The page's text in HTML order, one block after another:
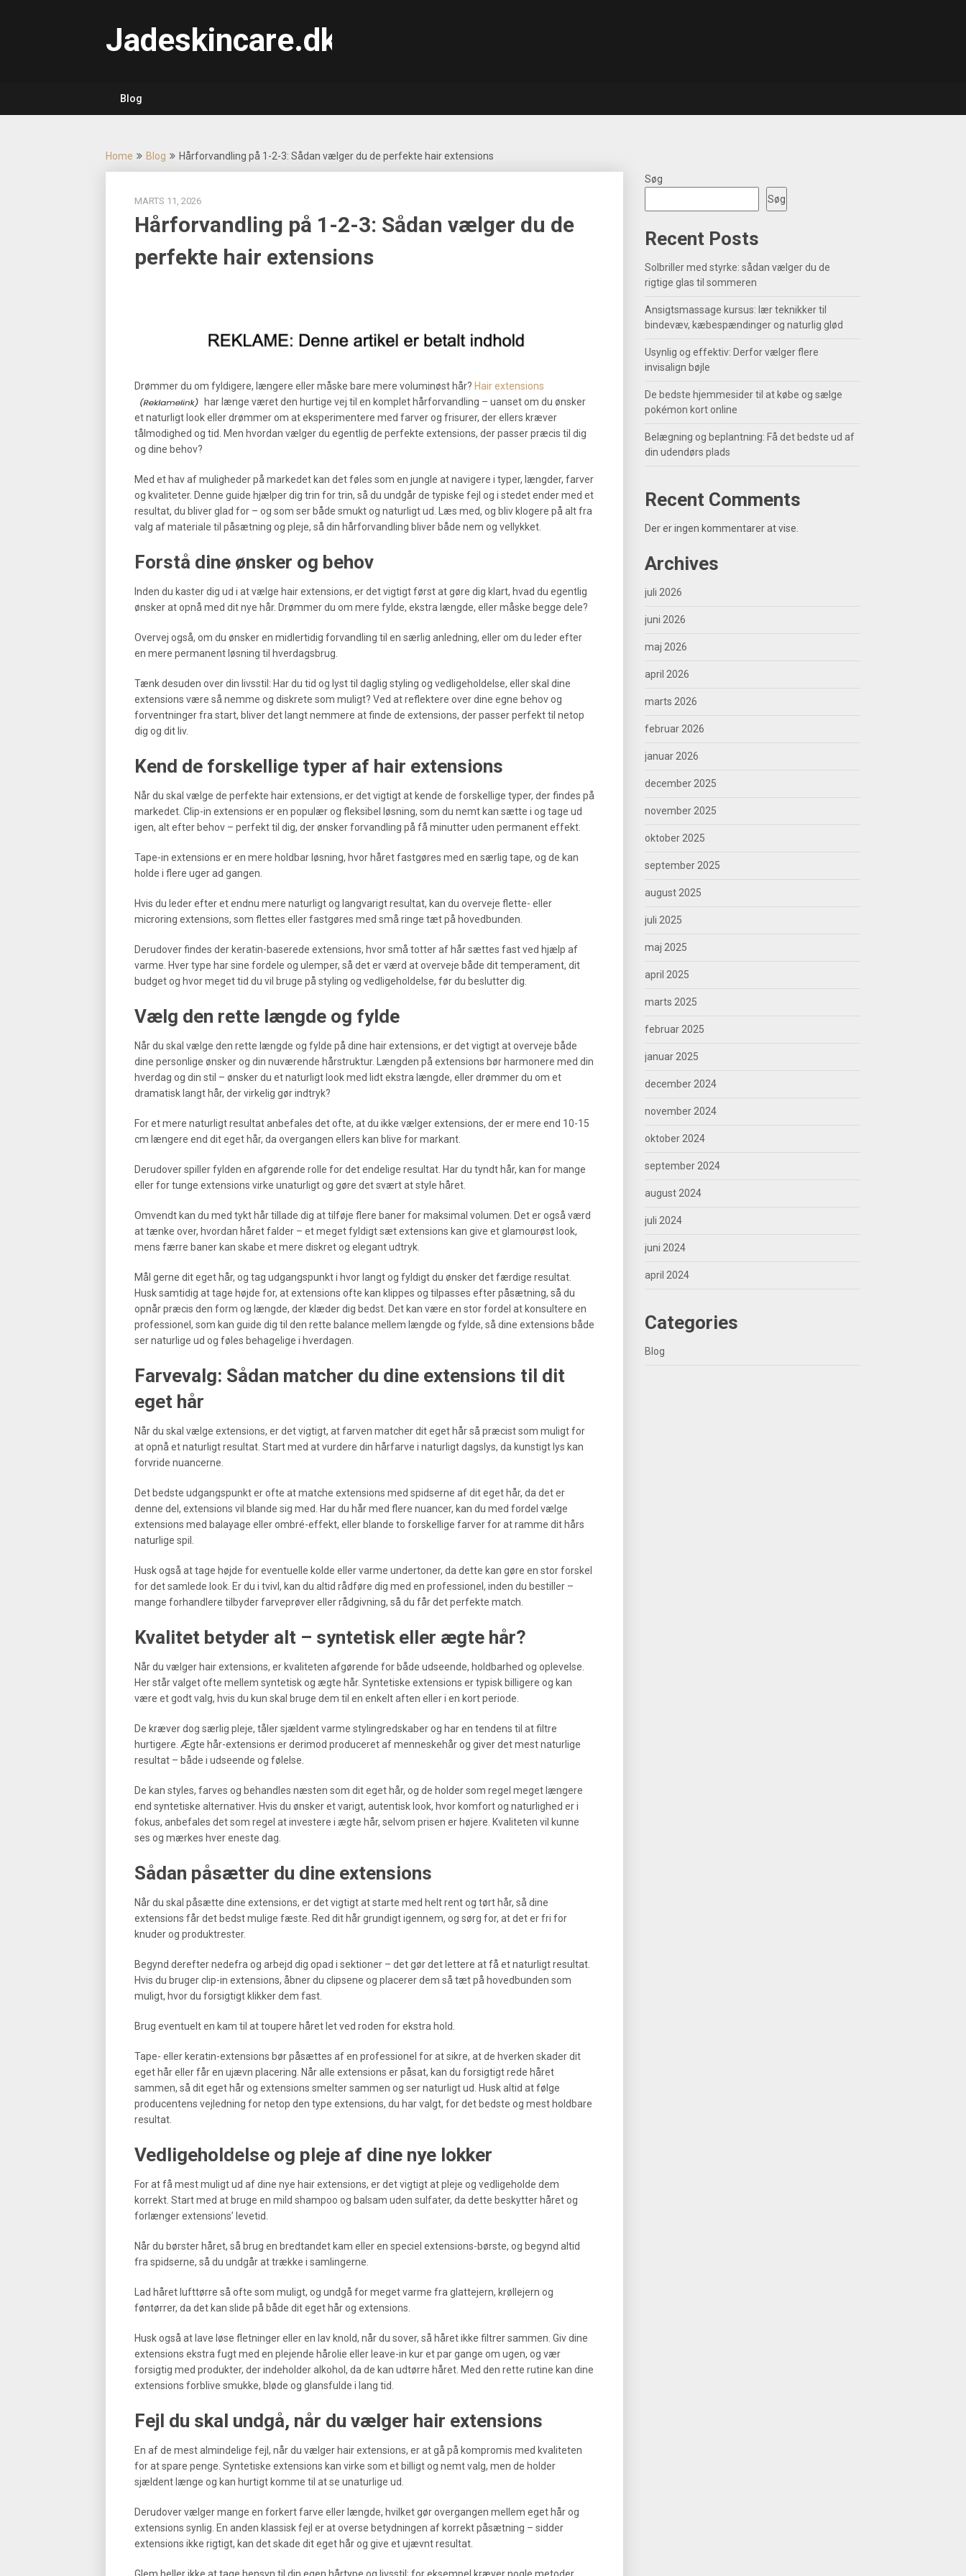
Jadeskincare.dk
Blog
Home Blog Hårforvandling på 1-2-3: Sådan vælger du de perfekte hair extensions
MARTS 11, 2026
Hårforvandling på 1-2-3: Sådan vælger du de
perfekte hair extensions
Drømmer du om fyldigere, længere eller måske bare mere voluminøst hår? Hair extensions
har længe været den hurtige vej til en komplet hårforvandling – uanset om du ønsker
et naturligt look eller drømmer om at eksperimentere med farver og frisurer, der ellers kræver
tålmodighed og tid. Men hvordan vælger du egentlig de perfekte extensions, der passer præcis til dig
og dine behov?
Med et hav af muligheder på markedet kan det føles som en jungle at navigere i typer, længder, farver
og kvaliteter. Denne guide hjælper dig trin for trin, så du undgår de typiske fejl og i stedet ender med et
resultat, du bliver glad for – og som ser både smukt og naturligt ud. Læs med, og bliv klogere på alt fra
valg af materiale til påsætning og pleje, så din hårforvandling bliver både nem og vellykket.
Forstå dine ønsker og behov
Inden du kaster dig ud i at vælge hair extensions, er det vigtigt først at gøre dig klart, hvad du egentlig
ønsker at opnå med dit nye hår. Drømmer du om mere fylde, ekstra længde, eller måske begge dele?
Overvej også, om du ønsker en midlertidig forvandling til en særlig anledning, eller om du leder efter
en mere permanent løsning til hverdagsbrug.
Tænk desuden over din livsstil: Har du tid og lyst til daglig styling og vedligeholdelse, eller skal dine
extensions være så nemme og diskrete som muligt? Ved at reflektere over dine egne behov og
forventninger fra start, bliver det langt nemmere at finde de extensions, der passer perfekt til netop
dig og dit liv.
Kend de forskellige typer af hair extensions
Når du skal vælge de perfekte hair extensions, er det vigtigt at kende de forskellige typer, der findes på
markedet. Clip-in extensions er en populær og fleksibel løsning, som du nemt kan sætte i og tage ud
igen, alt efter behov – perfekt til dig, der ønsker forvandling på få minutter uden permanent effekt.
Tape-in extensions er en mere holdbar løsning, hvor håret fastgøres med en særlig tape, og de kan
holde i flere uger ad gangen.
Hvis du leder efter et endnu mere naturligt og langvarigt resultat, kan du overveje flette- eller
microring extensions, som flettes eller fastgøres med små ringe tæt på hovedbunden.
Derudover findes der keratin-baserede extensions, hvor små totter af hår sættes fast ved hjælp af
varme. Hver type har sine fordele og ulemper, så det er værd at overveje både dit temperament, dit
budget og hvor meget tid du vil bruge på styling og vedligeholdelse, før du beslutter dig.
Vælg den rette længde og fylde
Når du skal vælge den rette længde og fylde på dine hair extensions, er det vigtigt at overveje både
dine personlige ønsker og din nuværende hårstruktur. Længden på extensions bør harmonere med din
hverdag og din stil – ønsker du et naturligt look med lidt ekstra længde, eller drømmer du om et
dramatisk langt hår, der virkelig gør indtryk?
For et mere naturligt resultat anbefales det ofte, at du ikke vælger extensions, der er mere end 10-15
cm længere end dit eget hår, da overgangen ellers kan blive for markant.
Derudover spiller fylden en afgørende rolle for det endelige resultat. Har du tyndt hår, kan for mange
eller for tunge extensions virke unaturligt og gøre det svært at style håret.
Omvendt kan du med tykt hår tillade dig at tilføje flere baner for maksimal volumen. Det er også værd
at tænke over, hvordan håret falder – et meget fyldigt sæt extensions kan give et glamourøst look,
mens færre baner kan skabe et mere diskret og elegant udtryk.
Mål gerne dit eget hår, og tag udgangspunkt i hvor langt og fyldigt du ønsker det færdige resultat.
Husk samtidig at tage højde for, at extensions ofte kan klippes og tilpasses efter påsætning, så du
opnår præcis den form og længde, der klæder dig bedst. Det kan være en stor fordel at konsultere en
professionel, som kan guide dig til den rette balance mellem længde og fylde, så dine extensions både
ser naturlige ud og føles behagelige i hverdagen.
Farvevalg: Sådan matcher du dine extensions til dit
eget hår
Når du skal vælge extensions, er det vigtigt, at farven matcher dit eget hår så præcist som muligt for
at opnå et naturligt resultat. Start med at vurdere din hårfarve i naturligt dagslys, da kunstigt lys kan
forvride nuancerne.
Det bedste udgangspunkt er ofte at matche extensions med spidserne af dit eget hår, da det er
denne del, extensions vil blande sig med. Har du hår med flere nuancer, kan du med fordel vælge
extensions med balayage eller ombré-effekt, eller blande to forskellige farver for at ramme dit hårs
naturlige spil.
Husk også at tage højde for eventuelle kolde eller varme undertoner, da dette kan gøre en stor forskel
for det samlede look. Er du i tvivl, kan du altid rådføre dig med en professionel, inden du bestiller –
mange forhandlere tilbyder farveprøver eller rådgivning, så du får det perfekte match.
Kvalitet betyder alt – syntetisk eller ægte hår?
Når du vælger hair extensions, er kvaliteten afgørende for både udseende, holdbarhed og oplevelse.
Her står valget ofte mellem syntetisk og ægte hår. Syntetiske extensions er typisk billigere og kan
være et godt valg, hvis du kun skal bruge dem til en enkelt aften eller i en kort periode.
De kræver dog særlig pleje, tåler sjældent varme stylingredskaber og har en tendens til at filtre
hurtigere. Ægte hår-extensions er derimod produceret af menneskehår og giver det mest naturlige
resultat – både i udseende og følelse.
De kan styles, farves og behandles næsten som dit eget hår, og de holder som regel meget længere
end syntetiske alternativer. Hvis du ønsker et varigt, autentisk look, hvor komfort og naturlighed er i
fokus, anbefales det som regel at investere i ægte hår, selvom prisen er højere. Kvaliteten vil kunne
ses og mærkes hver eneste dag.
Sådan påsætter du dine extensions
Når du skal påsætte dine extensions, er det vigtigt at starte med helt rent og tørt hår, så dine
extensions får det bedst mulige fæste. Red dit hår grundigt igennem, og sørg for, at det er fri for
knuder og produktrester.
Begynd derefter nedefra og arbejd dig opad i sektioner – det gør det lettere at få et naturligt resultat.
Hvis du bruger clip-in extensions, åbner du clipsene og placerer dem så tæt på hovedbunden som
muligt, hvor du forsigtigt klikker dem fast.
Brug eventuelt en kam til at toupere håret let ved roden for ekstra hold.
Tape- eller keratin-extensions bør påsættes af en professionel for at sikre, at de hverken skader dit
eget hår eller får en ujævn placering. Når alle extensions er påsat, kan du forsigtigt rede håret
sammen, så dit eget hår og extensions smelter sammen og ser naturligt ud. Husk altid at følge
producentens vejledning for netop den type extensions, du har valgt, for det bedste og mest holdbare
resultat.
Vedligeholdelse og pleje af dine nye lokker
For at få mest muligt ud af dine nye hair extensions, er det vigtigt at pleje og vedligeholde dem
korrekt. Start med at bruge en mild shampoo og balsam uden sulfater, da dette beskytter håret og
forlænger extensions’ levetid.
Når du børster håret, så brug en bredtandet kam eller en speciel extensions-børste, og begynd altid
fra spidserne, så du undgår at trække i samlingerne.
Lad håret lufttørre så ofte som muligt, og undgå for meget varme fra glattejern, krøllejern og
føntørrer, da det kan slide på både dit eget hår og extensions.
Husk også at lave løse fletninger eller en lav knold, når du sover, så håret ikke filtrer sammen. Giv dine
extensions ekstra fugt med en plejende hårolie eller leave-in kur et par gange om ugen, og vær
forsigtig med produkter, der indeholder alkohol, da de kan udtørre håret. Med den rette rutine kan dine
extensions forblive smukke, bløde og glansfulde i lang tid.
Fejl du skal undgå, når du vælger hair extensions
En af de mest almindelige fejl, når du vælger hair extensions, er at gå på kompromis med kvaliteten
for at spare penge. Syntetiske extensions kan virke som et billigt og nemt valg, men de holder
sjældent længe og kan hurtigt komme til at se unaturlige ud.
Derudover vælger mange en forkert farve eller længde, hvilket gør overgangen mellem eget hår og
extensions synlig. En anden klassisk fejl er at overse betydningen af korrekt påsætning – sidder
extensions ikke rigtigt, kan det skade dit eget hår og give et ujævnt resultat.
Søg
Søg
Recent Posts
Solbriller med styrke: sådan vælger du de
rigtige glas til sommeren
Ansigtsmassage kursus: lær teknikker til
bindevæv, kæbespændinger og naturlig glød
Usynlig og effektiv: Derfor vælger flere
invisalign bøjle
De bedste hjemmesider til at købe og sælge
pokémon kort online
Belægning og beplantning: Få det bedste ud af
din udendørs plads
Recent Comments
Der er ingen kommentarer at vise.
Archives
juli 2026
juni 2026
maj 2026
april 2026
marts 2026
februar 2026
januar 2026
december 2025
november 2025
oktober 2025
september 2025
august 2025
juli 2025
maj 2025
april 2025
marts 2025
februar 2025
januar 2025
december 2024
november 2024
oktober 2024
september 2024
august 2024
juli 2024
juni 2024
april 2024
Categories
Blog